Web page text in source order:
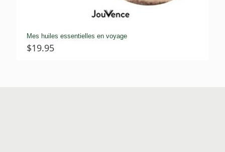
Mes huiles essentielles en voyage
$19.95